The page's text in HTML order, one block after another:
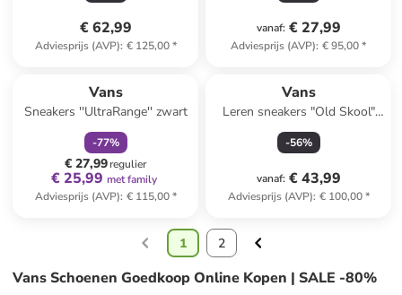
€ 62,99
Adviesprijs (AVP): € 125,00*
vanaf: € 27,99
Adviesprijs (AVP): € 95,00*
Vans
Sneakers ''UltraRange'' zwart
-77%
€ 27,99regulier
€ 25,99 met family
Adviesprijs (AVP): € 115,00*
Vans
Leren sneakers "Old Skool"
beige/zwart
-56%
vanaf: € 43,99
Adviesprijs (AVP): € 100,00*
1 2
Vans Schoenen Goedkoop Online Kopen | SALE -80%